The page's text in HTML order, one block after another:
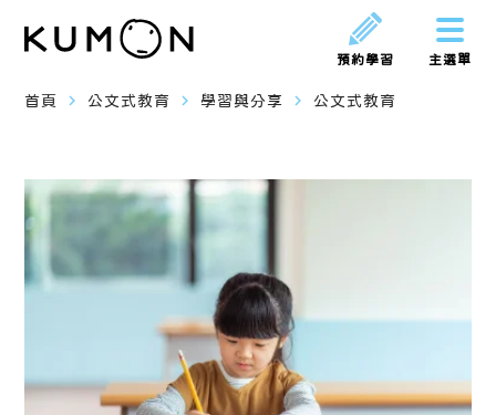
主選單
預約學習
首頁 navigate_next 公文式教育 navigate_next 學習與分享 navigate_next 公文式教育